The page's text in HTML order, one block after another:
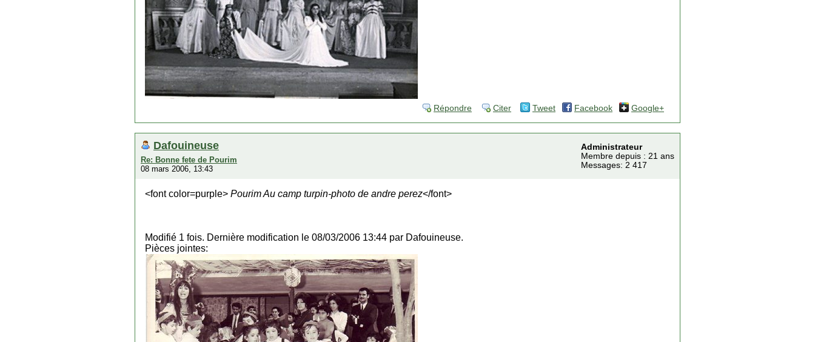
Répondre Citer Tweet Facebook Google+
Dafouineuse
Re: Bonne fete de Pourim
08 mars 2006, 13:43
Administrateur
Membre depuis : 21 ans
Messages: 2 417
<font color=purple> Pourim Au camp turpin-photo de andre perez</font>
Modifié 1 fois. Dernière modification le 08/03/2006 13:44 par Dafouineuse.
Pièces jointes: